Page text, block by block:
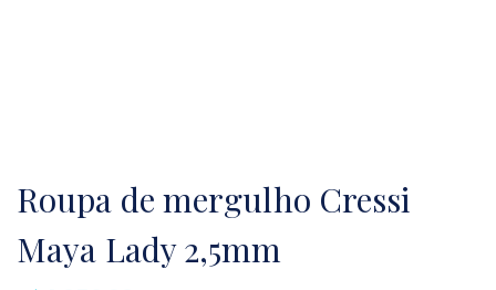
Roupa de mergulho Cressi
Maya Lady 2,5mm